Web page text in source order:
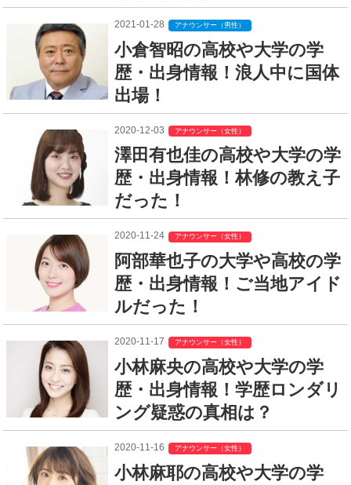
2021-01-28 アナウンサー（男性）
小倉智昭の高校や大学の学
歴・出身情報！浪人中に国体
出場！
2020-12-03 アナウンサー（女性）
澤田有也佳の高校や大学の学
歴・出身情報！林修の教え子
だった！
2020-11-24 アナウンサー（女性）
阿部華也子の大学や高校の学
歴・出身情報！ご当地アイド
ルだった！
2020-11-17 アナウンサー（女性）
小林麻央の高校や大学の学
歴・出身情報！学歴ロンダリ
ング疑惑の真相は？
2020-11-16 アナウンサー（女性）
小林麻耶の高校や大学の学